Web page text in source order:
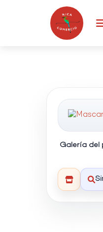
Galería del